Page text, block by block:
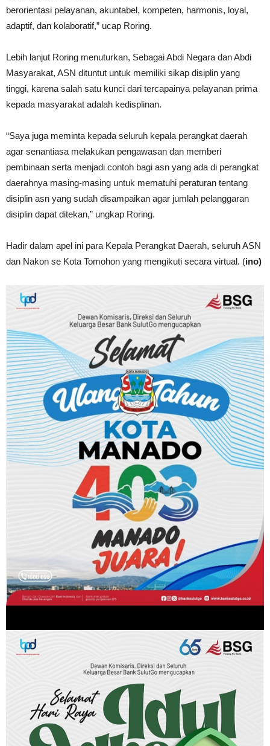
berorientasi pelayanan, akuntabel, kompeten, harmonis, loyal,
adaptif, dan kolaboratif,” ucap Roring.
Lebih lanjut Roring menuturkan, Sebagai Abdi Negara dan Abdi
Masyarakat, ASN dituntut untuk memiliki sikap disiplin yang
tinggi, karena salah satu kunci dari tercapainya pelayanan prima
kepada masyarakat adalah kedisplinan.
“Saya juga meminta kepada seluruh kepala perangkat daerah
agar senantiasa melakukan pengawasan dan memberi
pembinaan serta menjadi contoh bagi asn yang ada di perangkat
daerahnya masing-masing untuk mematuhi peraturan tentang
disiplin asn yang sudah disampaikan agar jumlah pelanggaran
disiplin dapat ditekan,” ungkap Roring.
Hadir dalam apel ini para Kepala Perangkat Daerah, seluruh ASN
dan Nakon se Kota Tomohon yang mengikuti secara virtual. (ino)